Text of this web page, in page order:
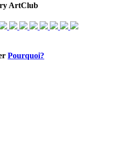
ArtClub
Pourquoi?